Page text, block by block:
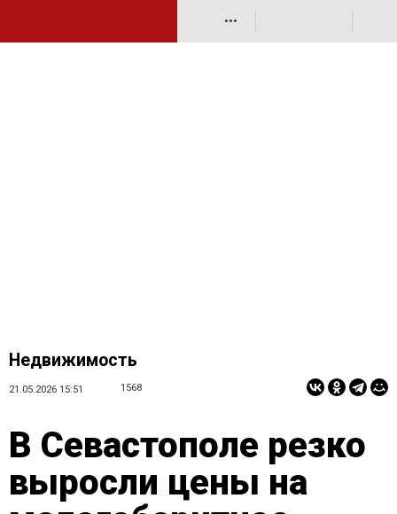
•••
Недвижимость
21.05.2026 15:51 1568
В Севастополе резко
выросли цены на